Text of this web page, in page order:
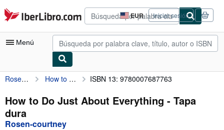
Pasar al contenido principal
IberLibro.com EUR
Preferencias
de
compra
del
Iniciar sesión
Menú
Mi cuenta
Consultar mis pedidos
Búsqueda avanzada
Rosen-courtney How to Do Just About Everything ISBN 13: 9780007687763
How to Do Just About Everything - Tapa
dura
Rosen-courtney